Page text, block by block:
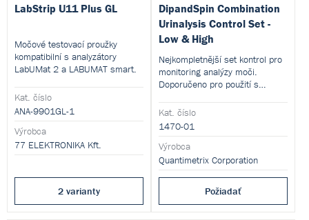
LabStrip U11 Plus GL
Močové testovací proužky
kompatibilní s analyzátory
LabUMat 2 a LABUMAT smart.
Kat. číslo
ANA-9901GL-1
Výrobca
77 ELEKTRONIKA Kft.
2 varianty
DipandSpin Combination
Urinalysis Control Set -
Low & High
Nejkompletnější set kontrol pro
monitoring analýzy moči.
Doporučeno pro použití s
77.
Kat. číslo
1470-01
Výrobca
Quantimetrix Corporation
Požiadať